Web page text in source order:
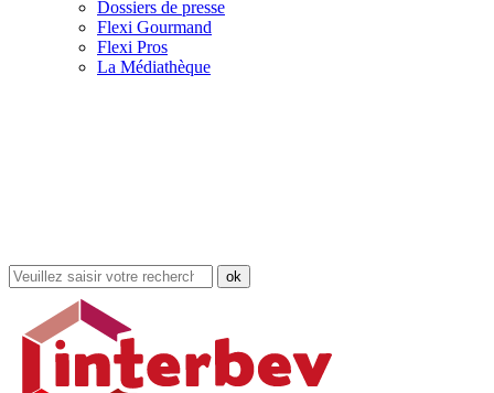
Dossiers de presse
Flexi Gourmand
Flexi Pros
La Médiathèque
Rechercher
dans
site